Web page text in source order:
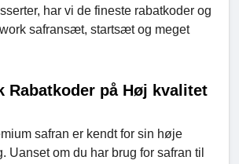
har vi de fineste rabatkoder og
safransæt, startsæt og meget
Rabatkoder på Høj kvalitet
safran er kendt for sin høje
Uanset om du har brug for safran til